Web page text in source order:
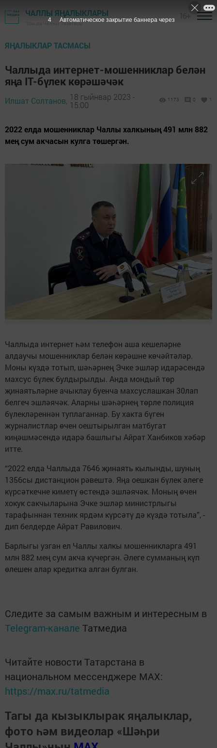
ЧАЛЛЫ ЯҢАЛЫКЛАРЫ
"Шәһри Чаллы" газетасы
ЯҢАЛЫКЛАР ТАСМАСЫ
Чаллыда интернет-мошенниклар белән
яңа IT-бүлек көрәшәчәк
Илшат Солтанов, 18 гыйнвар 2023 -
15:00
1173 0 1
2022 елда мошенниклар Чаллы халкының 491 млн 882
мең сум акчасын кулга төшергән.
Чаллыда интернет һәм телефон аша кешеләрне
алдаучы мошенниклар белән көрәшне көчәйтәләр.
Моны күздә тотып, шәһәрнең Эчке эшләр идарәсендә
махсус бүлек булдырылды. Анда мондый төр
җинаятьләрне ачыклау буенча махсуслашкан 30лап
белгеч эшләячәк. Аларны шәһәрнең төрле полиция
бүлекләреннән туплаганнар. Бу хакта бүген
журналистлар өчен оештырылган матбугат
киңәшмәсендә идарә башлыгы Айрат Ханбиков хәбәр
итте.
“2022 елда Чаллыда 7646 җинаять кылынды, шуның
1356сы дистанцион рәвештә. Яңа оешкан бүлек әлеге
күрсәткечне киметү өстендә эшләячәк. Моның өчен
хокук сакчыларына Эчке эшләр министрлыгы
тарафыннан техник ярдәм күрсәтү дә күздә тотыла”, -
дип белдерде Айрат Равилович.
Барлыгы узган ел Чаллы халкы мошенникларга 491
млн 882 мең сум акча күчергән. Әлеге сумманың күп
өлешен алар кредитка алган булган.
Следите за самым важным и интересным в
Telegram-канале Татмедиа
Читайте новости Татарстана в
национальном мессенджере MАХ:
https://max.ru/tatmedia
Тагы да кызыклырак яңалыклар,
фото һәм видеолар «Шәһри
3 Автоматическое закрытие баннера через